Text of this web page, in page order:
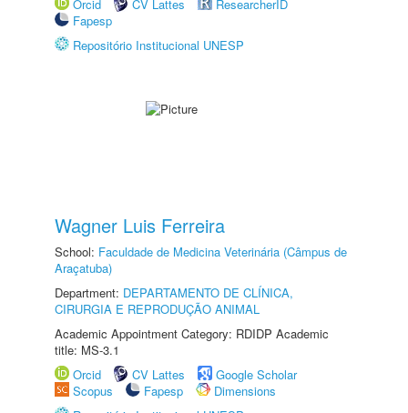
Orcid
CV Lattes
ResearcherID
Fapesp
Repositório Institucional UNESP
Wagner Luis Ferreira
School: Faculdade de Medicina Veterinária (Câmpus de
Araçatuba)
Department: DEPARTAMENTO DE CLÍNICA,
CIRURGIA E REPRODUÇÃO ANIMAL
Academic Appointment Category: RDIDP Academic
title: MS-3.1
Orcid
CV Lattes
Google Scholar
Scopus
Fapesp
Dimensions